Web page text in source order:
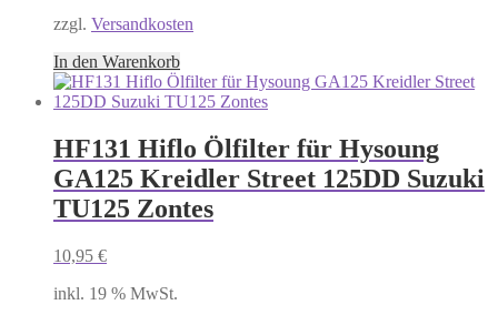
zzgl. Versandkosten
In den Warenkorb
HF131 Hiflo Ölfilter für Hysoung
GA125 Kreidler Street 125DD Suzuki
TU125 Zontes
10,95 €
inkl. 19 % MwSt.